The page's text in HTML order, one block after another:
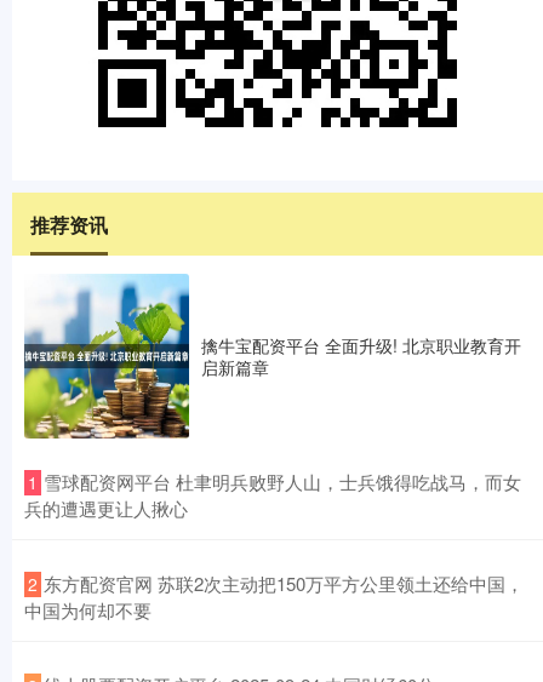
推荐资讯
擒牛宝配资平台 全面升级! 北京职业教育开
启新篇章
1 ​雪球配资网平台 杜聿明兵败野人山，士兵饿得吃战马，而女
兵的遭遇更让人揪心
2 ​东方配资官网 苏联2次主动把150万平方公里领土还给中国，
中国为何却不要